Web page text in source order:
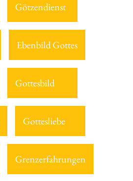
Götzendienst
Ebenbild Gottes
Gottesbild
Gottesliebe
Grenzerfahrungen